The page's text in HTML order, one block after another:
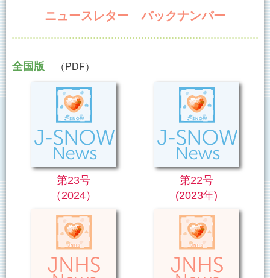
Japanese English
ニュースレター バックナンバー
全国版 （PDF）
第23号
（2024）
第22号
(2023年)